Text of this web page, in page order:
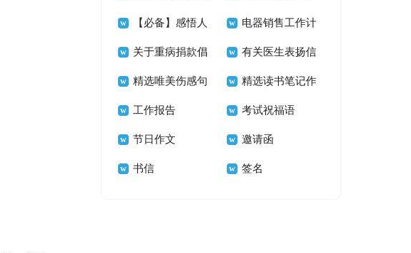
志座右铭锦集67句 总74句
【必备】感悟人
生的格言合集60句
电器销售工作计
划
关于重病捐款倡
议书集锦6篇
有关医生表扬信
四篇
精选唯美伤感句
子45条
精选读书笔记作
文三篇
工作报告 考试祝福语
节日作文 邀请函
书信 签名